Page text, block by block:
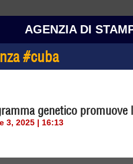
AGENZIA DI
#cuba
genetico promuove
3, 2025 | 16:13